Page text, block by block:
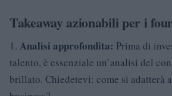
Takeaway azionabili per i
1. Analisi approfondita: Prima di
talento, è essenziale un’analisi del
brillato. Chiedetevi: come si adatterà